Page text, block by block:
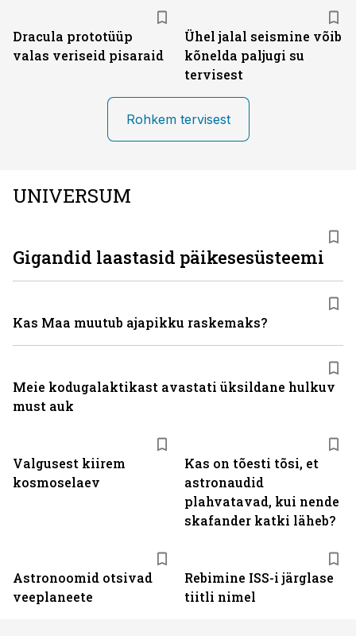
Dracula prototüüp
valas veriseid pisaraid
Ühel jalal seismine võib
kõnelda paljugi su
tervisest
Rohkem tervisest
UNIVERSUM
Valgusest kiirem
kosmoselaev
Kas on tõesti tõsi, et
astronaudid
plahvatavad, kui nende
skafander katki läheb?
Astronoomid otsivad
veeplaneete
Rebimine ISS-i järglase
tiitli nimel
Gigandid laastasid päikesesüsteemi
Kas Maa muutub ajapikku raskemaks?
Meie kodugalaktikast avastati üksildane hulkuv
must auk